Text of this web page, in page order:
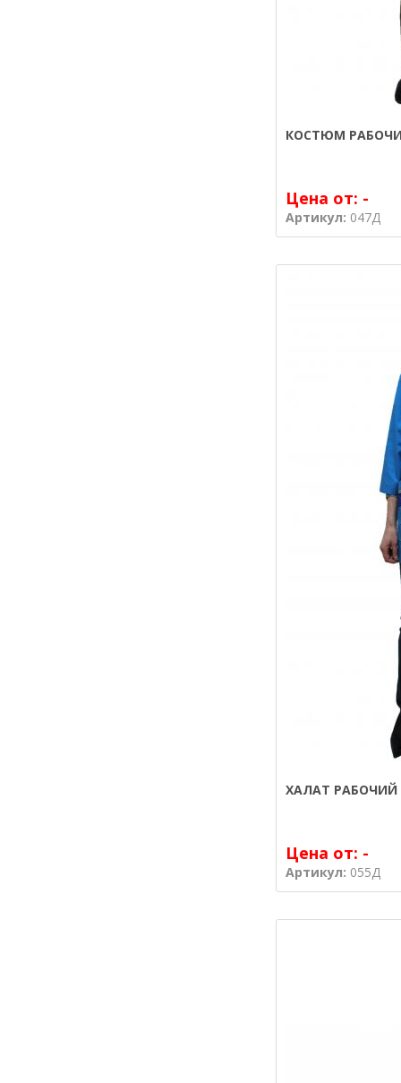
КОСТЮМ
Цена от: -
Артикул: 047Д
ХАЛАТ РАБОЧИЙ
Цена от: -
Артикул: 055Д